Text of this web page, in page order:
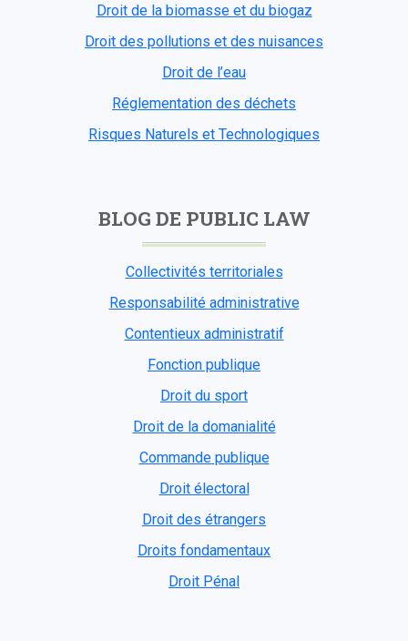
Droit de la biomasse et du biogaz
Droit des pollutions et des nuisances
Droit de l’eau
Réglementation des déchets
Risques Naturels et Technologiques
BLOG DE PUBLIC LAW
Collectivités territoriales
Responsabilité administrative
Contentieux administratif
Fonction publique
Droit du sport
Droit de la domanialité
Commande publique
Droit électoral
Droit des étrangers
Droits fondamentaux
Droit Pénal